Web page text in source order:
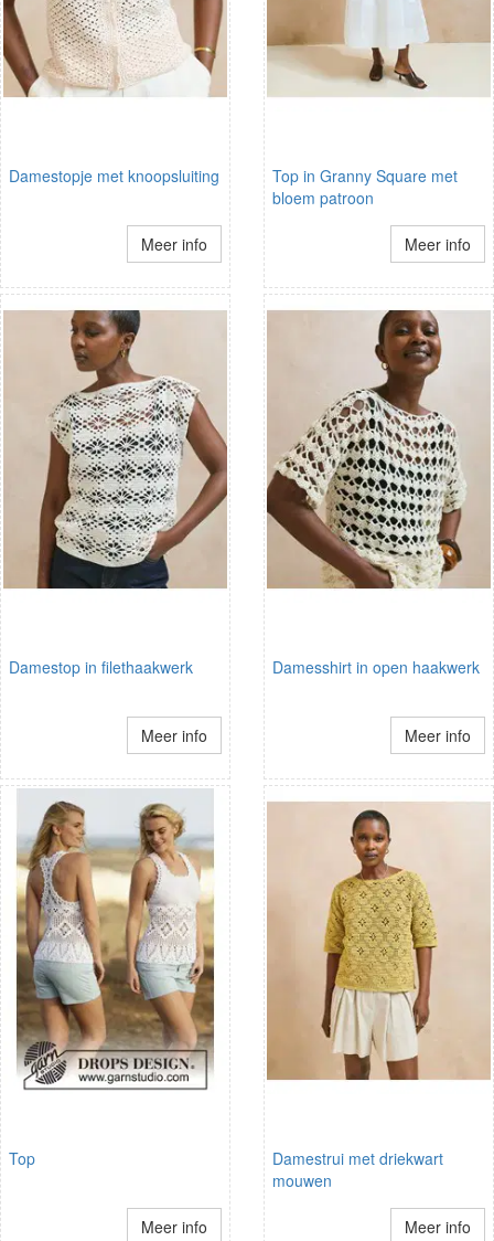
Damestopje met knoopsluiting
Meer info
Top in Granny Square met
bloem patroon
Meer info
Damestop in filethaakwerk
Meer info
Damesshirt in open haakwerk
Meer info
Top
Meer info
Damestrui met driekwart
mouwen
Meer info